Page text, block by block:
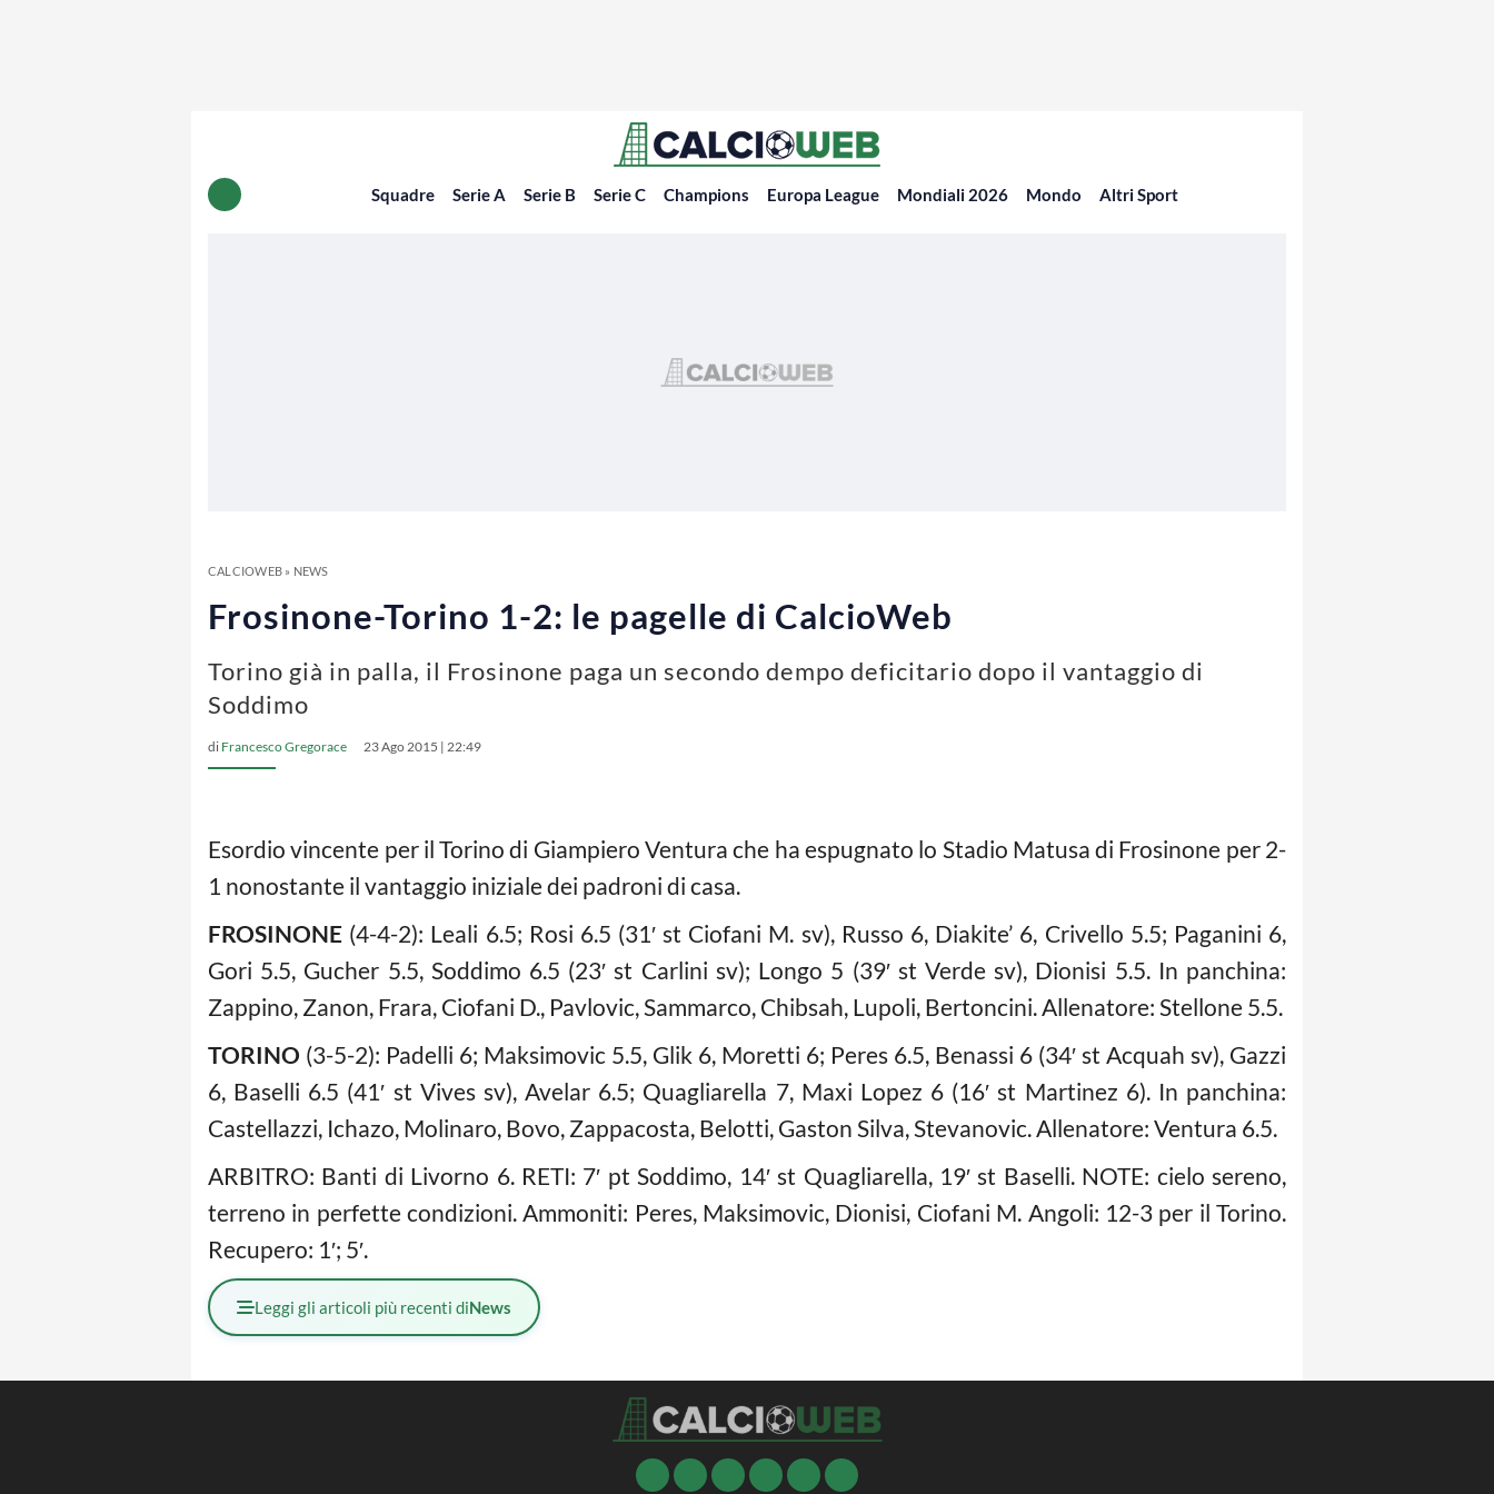
Squadre Serie A Serie B Serie C Champions Europa League Mondiali 2026 Mondo Altri Sport
CALCIOWEB» NEWS
Frosinone-Torino 1-2: le pagelle di CalcioWeb
Torino già in palla, il Frosinone paga un secondo dempo deficitario dopo il vantaggio di
Soddimo
di Francesco Gregorace 23 Ago 2015 | 22:49
Esordio vincente per il Torino di Giampiero Ventura che ha espugnato lo Stadio Matusa di Frosinone per 2-
1 nonostante il vantaggio iniziale dei padroni di casa.
FROSINONE (4-4-2): Leali 6.5; Rosi 6.5 (31′ st Ciofani M. sv), Russo 6, Diakite’ 6, Crivello 5.5; Paganini 6,
Gori 5.5, Gucher 5.5, Soddimo 6.5 (23′ st Carlini sv); Longo 5 (39′ st Verde sv), Dionisi 5.5. In panchina:
Zappino, Zanon, Frara, Ciofani D., Pavlovic, Sammarco, Chibsah, Lupoli, Bertoncini. Allenatore: Stellone 5.5.
TORINO (3-5-2): Padelli 6; Maksimovic 5.5, Glik 6, Moretti 6; Peres 6.5, Benassi 6 (34′ st Acquah sv), Gazzi
6, Baselli 6.5 (41′ st Vives sv), Avelar 6.5; Quagliarella 7, Maxi Lopez 6 (16′ st Martinez 6). In panchina:
Castellazzi, Ichazo, Molinaro, Bovo, Zappacosta, Belotti, Gaston Silva, Stevanovic. Allenatore: Ventura 6.5.
ARBITRO: Banti di Livorno 6. RETI: 7′ pt Soddimo, 14′ st Quagliarella, 19′ st Baselli. NOTE: cielo sereno,
terreno in perfette condizioni. Ammoniti: Peres, Maksimovic, Dionisi, Ciofani M. Angoli: 12-3 per il Torino.
Recupero: 1′; 5′.
Leggi gli articoli più recenti diNews